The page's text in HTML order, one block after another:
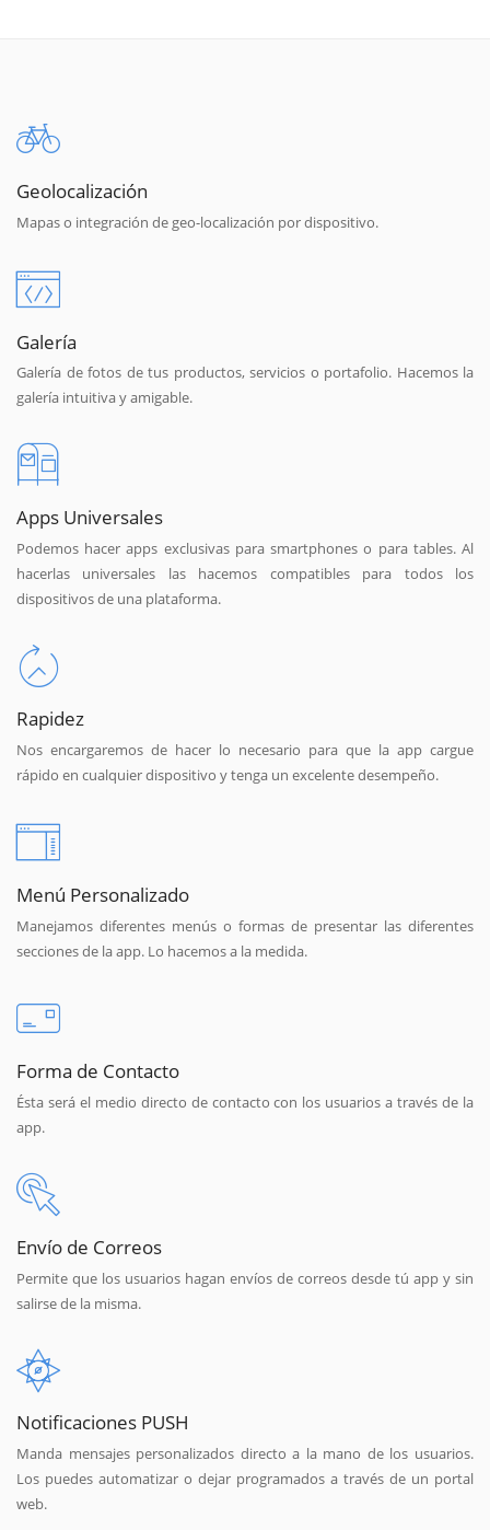
Geolocalización
Mapas o integración de geo-localización por dispositivo.
Galería
Galería de fotos de tus productos, servicios o portafolio. Hacemos la
galería intuitiva y amigable.
Apps Universales
Podemos hacer apps exclusivas para smartphones o para tables. Al
hacerlas universales las hacemos compatibles para todos los
dispositivos de una plataforma.
Rapidez
Nos encargaremos de hacer lo necesario para que la app cargue
rápido en cualquier dispositivo y tenga un excelente desempeño.
Menú Personalizado
Manejamos diferentes menús o formas de presentar las diferentes
secciones de la app. Lo hacemos a la medida.
Forma de Contacto
Ésta será el medio directo de contacto con los usuarios a través de la
app.
Envío de Correos
Permite que los usuarios hagan envíos de correos desde tú app y sin
salirse de la misma.
Notificaciones PUSH
Manda mensajes personalizados directo a la mano de los usuarios.
Los puedes automatizar o dejar programados a través de un portal
web.